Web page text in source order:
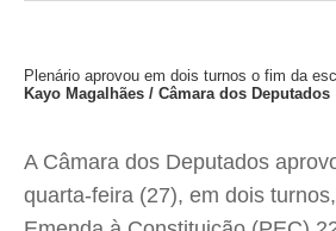
Plenário aprovou em dois turnos o fim da
Kayo Magalhães / Câmara dos Deputados
A Câmara dos Deputados
quarta-feira (27), em dois